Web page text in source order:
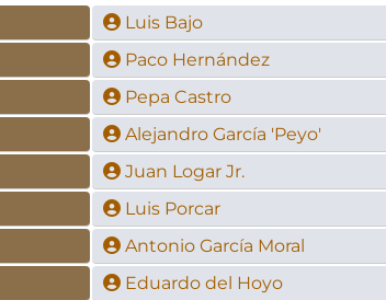
Luis Bajo
Paco Hernández
Pepa Castro
Alejandro García 'Peyo'
Juan Logar Jr.
Luis Porcar
Antonio García Moral
Eduardo del Hoyo